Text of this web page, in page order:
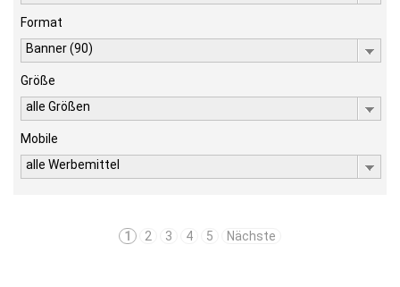
Format
Banner (90)
Größe
alle Größen
Mobile
alle Werbemittel
1 2 3 4 5 Nächste